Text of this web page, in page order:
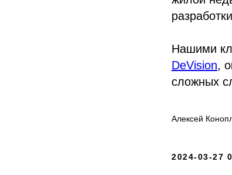
Нашими
DeVision,
сложных
Алексей
2024-03-27